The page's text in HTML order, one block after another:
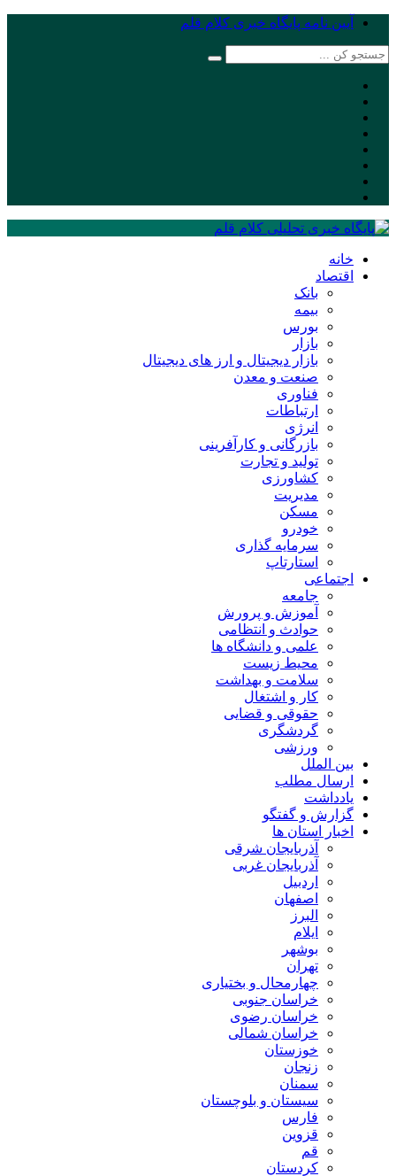
آیین نامه پایگاه خبری کلام قلم
خانه
اقتصاد
بانک
بیمه
بورس
بازار
بازار دیجیتال و ارز های دیجیتال
صنعت و معدن
فناوری
ارتباطات
انرژی
بازرگانی و کارآفرینی
تولید و تجارت
کشاورزی
مدیریت
مسکن
خودرو
سرمایه گذاری
استارتاپ
اجتماعی
جامعه
آموزش و پرورش
حوادث و انتظامی
علمی و دانشگاه ها
محیط زیست
سلامت و بهداشت
کار و اشتغال
حقوقی و قضایی
گردشگری
ورزشی
بین الملل
ارسال مطلب
یادداشت
گزارش و گفتگو
اخبار استان ها
آذربایجان شرقی
آذربایجان غربی
اردبیل
اصفهان
البرز
ایلام
بوشهر
تهران
چهارمحال و بختیاری
خراسان جنوبی
خراسان رضوی
خراسان شمالی
خوزستان
زنجان
سمنان
سیستان و بلوچستان
فارس
قزوین
قم
کردستان